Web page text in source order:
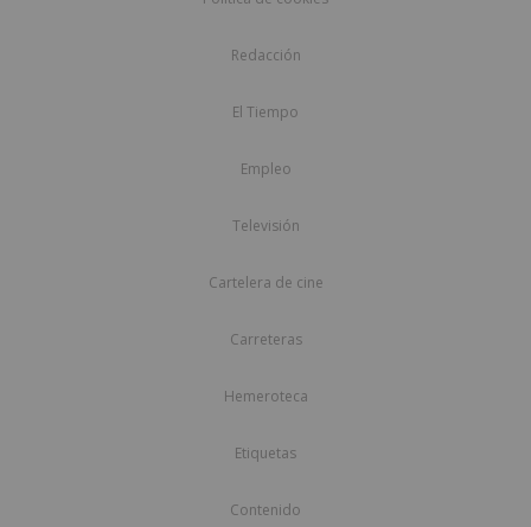
Redacción
El Tiempo
Empleo
Televisión
Cartelera de cine
Carreteras
Hemeroteca
Etiquetas
Contenido